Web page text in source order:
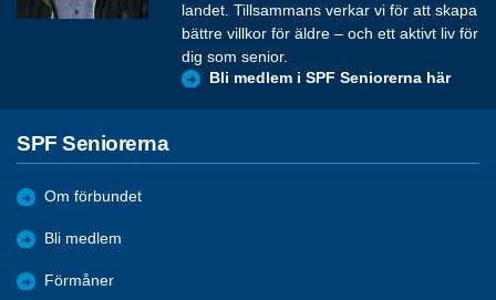
landet. Tillsammans verkar vi för att skapa
bättre villkor för äldre – och ett aktivt liv för
dig som senior.
Bli medlem i SPF Seniorerna här
SPF Seniorerna
Om förbundet
Bli medlem
Förmåner